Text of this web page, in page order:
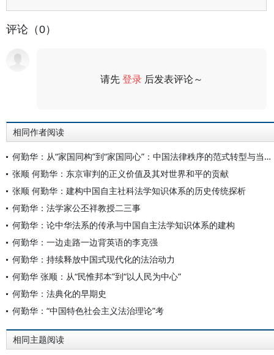
评论（0）
请先登录 后发表评论～
相同作者阅读
何勤华：从“家国同构”到“家国同心”：中国法律秩序的范式转型与当代重塑
张顺 何勤华：东京审判的正义价值及其对世界和平的贡献
张顺 何勤华：建构中国自主社科法学知识体系的历史传统探析
何勤华：法学家公丕祥教授二三事
何勤华：论中华法系的传承与中国自主法学知识体系的建构
何勤华：一边走路一边背英语的李克强
何勤华：持续释放中国式现代化的法治动力
何勤华 张顺：从“民惟邦本”到“以人民为中心”
何勤华：法典化的早期史
何勤华：“中国特色社会主义法治理论”考
相同主题阅读